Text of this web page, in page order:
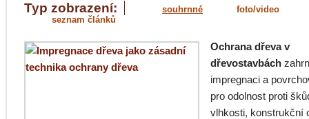
Typ zobrazení: souhrnné
foto/video
seznam článků
Ochrana dřeva v
dřevostavbách
impregnaci a
pro odolnost proti
vlhkosti, konstrukční